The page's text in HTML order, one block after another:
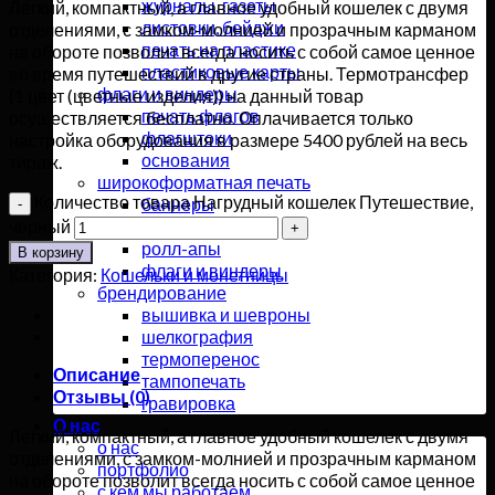
журналы, газеты
листовки, бейджи
печать на пластике
пластиковые карты
флаги и виндеры
печать флагов
флагштоки
основания
широкоформатная печать
баннеры
ролл-апы
флаги и виндеры
брендирование
вышивка и шевроны
шелкография
термоперенос
тампопечать
гравировка
О нас
о нас
портфолио
Легкий, компактный, а главное удобный кошелек с двумя
отделениями, с замком-молнией и прозрачным карманом
на обороте позволит всегда носить с собой самое ценное
во время путешествий в другие страны. Термотрансфер
(1 цвет (цветные изделия)) на данный товар
осуществляется бесплатно. Оплачивается только
настройка оборудования в размере 5400 рублей на весь
тираж.
Количество товара Нагрудный кошелек Путешествие,
черный
В корзину
Категория: Кошельки и монетницы
Описание
Отзывы (0)
Легкий, компактный, а главное удобный кошелек с двумя
отделениями, с замком-молнией и прозрачным карманом
на обороте позволит всегда носить с собой самое ценное